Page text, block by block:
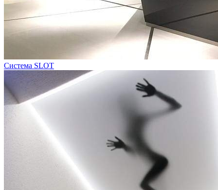
Система SLOT